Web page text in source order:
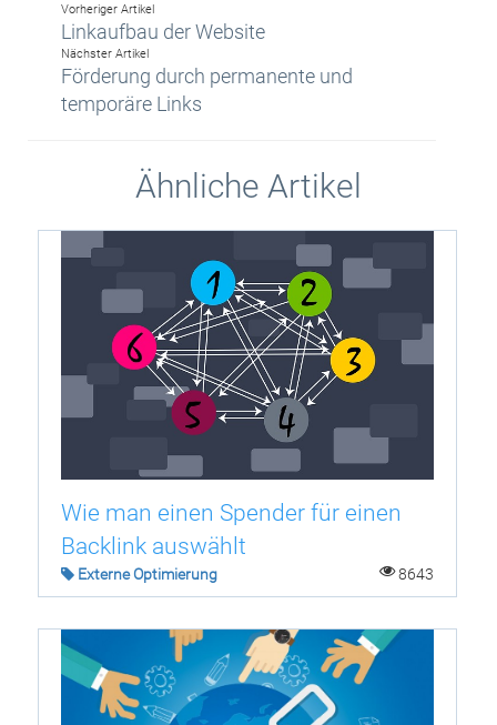
Vorheriger Artikel
Linkaufbau der Website
Nächster Artikel
Förderung durch permanente und
temporäre Links
Ähnliche Artikel
Wie man einen Spender für einen
Backlink auswählt
Externe Optimierung 8643